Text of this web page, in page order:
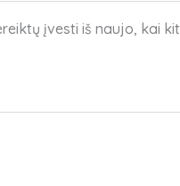
įvesti iš naujo, kai